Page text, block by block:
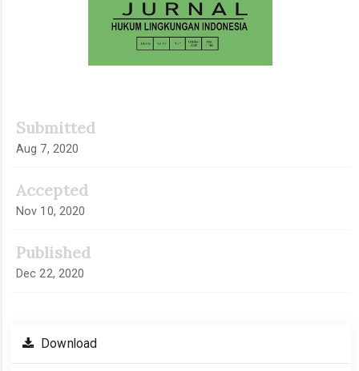
Submitted
Aug 7, 2020
Accepted
Nov 10, 2020
Published
Dec 22, 2020
Download